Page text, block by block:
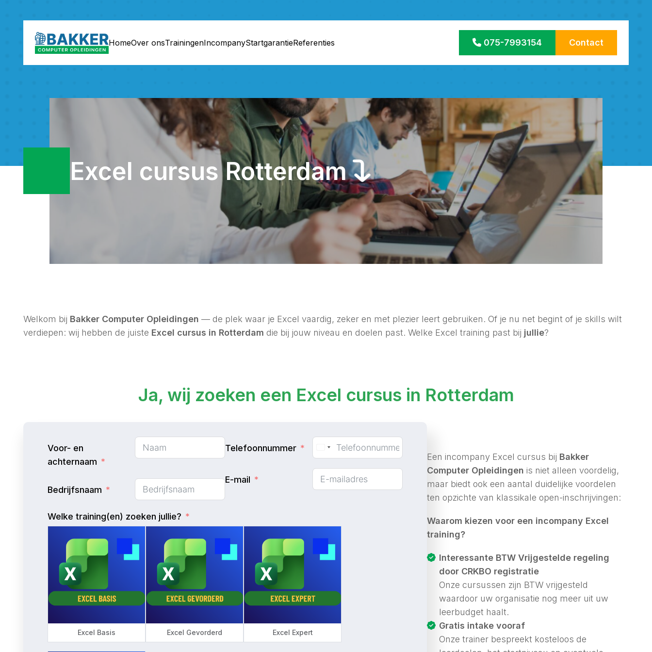
HomeOver onsTrainingenIncompanyStartgarantieReferenties 075-7993154 Contact
Excel cursus Rotterdam
Welkom bij Bakker Computer Opleidingen — de plek waar je Excel vaardig, zeker en met plezier leert gebruiken. Of je nu net begint of je skills wilt
verdiepen: wij hebben de juiste Excel cursus in Rotterdam die bij jouw niveau en doelen past. Welke Excel training past bij jullie?
Ja, wij zoeken een Excel cursus in Rotterdam
Voor- en
achternaam
Bedrijfsnaam
Telefoonnummer
E-mail
Welke training(en) zoeken jullie?
Excel Basis Excel Gevorderd Excel Expert
Een incompany Excel cursus bij Bakker
Computer Opleidingen is niet alleen voordelig,
maar biedt ook een aantal duidelijke voordelen
ten opzichte van klassikale open-inschrijvingen:
Waarom kiezen voor een incompany Excel
training?
Interessante BTW Vrijgestelde regeling
door CRKBO registratie
Onze cursussen zijn BTW vrijgesteld
waardoor uw organisatie nog meer uit uw
leerbudget haalt.
Gratis intake vooraf
Onze trainer bespreekt kosteloos de